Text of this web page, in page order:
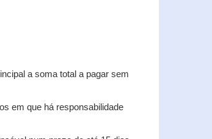
a soma total a pagar sem
em que há responsabilidade